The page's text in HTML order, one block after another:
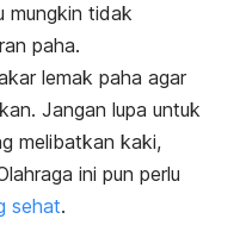
mungkin tidak
paha.
lemak paha agar
Jangan lupa untuk
melibatkan kaki,
ini pun perlu
sehat.